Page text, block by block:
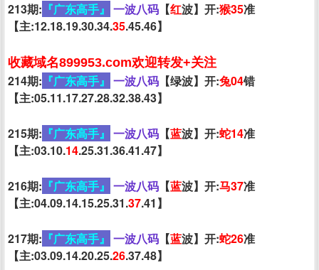
213期: 『广东高手』 一波八码【红波】开:猴35准
【主:12.18.19.30.34.35.45.46】
收藏域名899953.com欢迎转发+关注
214期: 『广东高手』 一波八码【绿波】开:兔04错
【主:05.11.17.27.28.32.38.43】
215期: 『广东高手』 一波八码【蓝波】开:蛇14准
【主:03.10.14.25.31.36.41.47】
216期: 『广东高手』 一波八码【蓝波】开:马37准
【主:04.09.14.15.25.31.37.41】
217期: 『广东高手』 一波八码【蓝波】开:蛇26准
【主:03.09.14.20.25.26.37.48】